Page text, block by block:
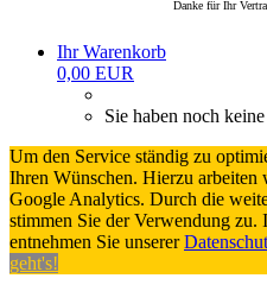
Danke für Ihr
Ihr Warenkorb
0,00 EUR
Sie haben noch
Um den Service ständig zu
Ihren Wünschen. Hierzu
Google Analytics. Durch die
stimmen Sie der Verwendung
entnehmen Sie unserer
geht's!